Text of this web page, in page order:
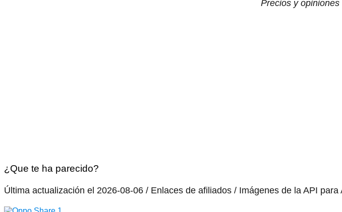
Precios y
¿Que te ha parecido?
Última actualización el 2026-08-06 / Enlaces de afiliados / Imágenes de la API para